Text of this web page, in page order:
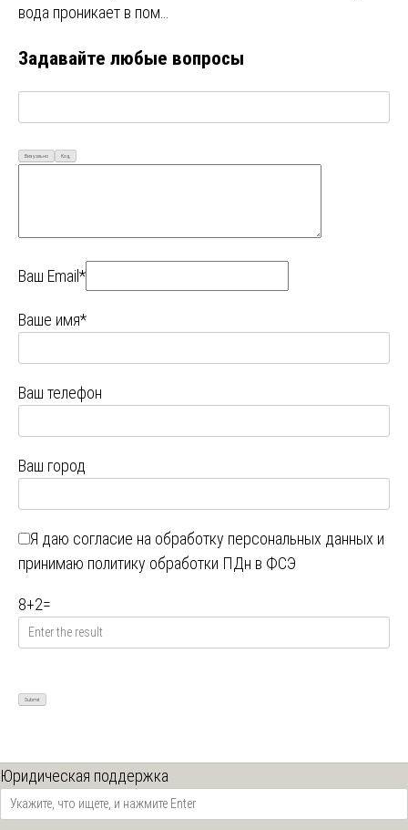
вода проникает в пом…
Задавайте любые вопросы
Визуально Код
Ваш Email*
Ваше имя*
Ваш телефон
Ваш город
Я даю согласие на обработку персональных данных и
принимаю политику обработки ПДн в ФСЭ
8+2=
Юридическая поддержка